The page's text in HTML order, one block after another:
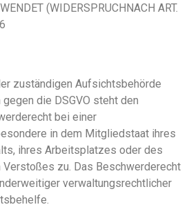
(WIDERSPRUCHNACH ART.
zuständigen Aufsichtsbehörde
die DSGVO steht den
bei einer
in dem Mitgliedstaat ihres
ihres Arbeitsplatzes oder des
zu. Das Beschwerderecht
verwaltungsrechtlicher